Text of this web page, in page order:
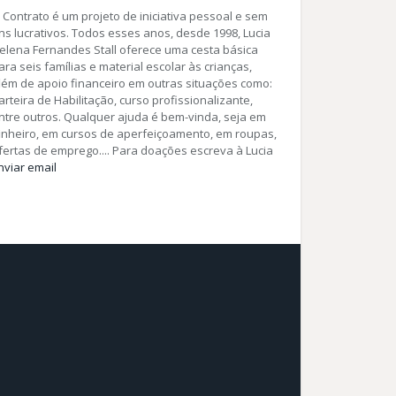
Contrato é um projeto de iniciativa pessoal e sem
lucrativos. Todos esses anos, desde 1998, Lucia
Fernandes Stall oferece uma cesta básica
seis famílias e material escolar às crianças,
de apoio financeiro em outras situações como:
de Habilitação, curso profissionalizante,
outros. Qualquer ajuda é bem-vinda, seja em
em cursos de aperfeiçoamento, em roupas,
de emprego.... Para doações escreva à Lucia
email